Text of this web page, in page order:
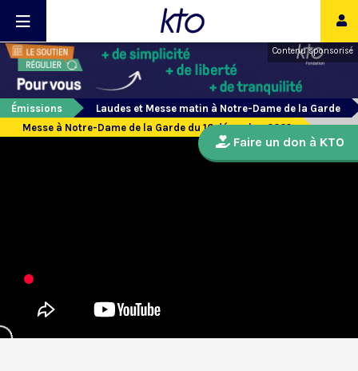
Contenu sponsorisé
Émissions
Laudes et Messe matin à Notre-Dame de la Garde
Messe à Notre-Dame de la Garde du 16 décembre 2022
Faire un don à KTO